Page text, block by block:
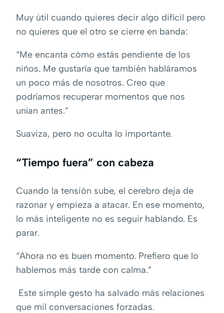
Muy útil cuando quieres decir algo difícil pero
no quieres que el otro se cierre en banda:
“Me encanta cómo estás pendiente de los
niños. Me gustaría que también habláramos
un poco más de nosotros. Creo que
podríamos recuperar momentos que nos
unían antes.”
Suaviza, pero no oculta lo importante.
“Tiempo fuera” con cabeza
Cuando la tensión sube, el cerebro deja de
razonar y empieza a atacar. En ese momento,
lo más inteligente no es seguir hablando. Es
parar.
“Ahora no es buen momento. Prefiero que lo
hablemos más tarde con calma.”
Este simple gesto ha salvado más relaciones
que mil conversaciones forzadas.